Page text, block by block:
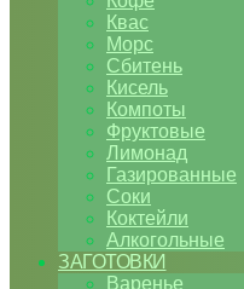
Квас
Морс
Сбитень
Кисель
Компоты
Фруктовые
Лимонад
Газированные
Соки
Коктейли
Алкогольные
ЗАГОТОВКИ
Варенье